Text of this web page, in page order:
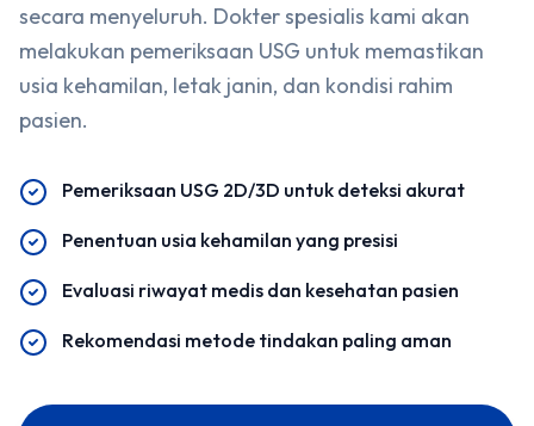
secara menyeluruh. Dokter spesialis kami akan
melakukan pemeriksaan USG untuk memastikan
usia kehamilan, letak janin, dan kondisi rahim
pasien.
Pemeriksaan USG 2D/3D untuk deteksi akurat
Penentuan usia kehamilan yang presisi
Evaluasi riwayat medis dan kesehatan pasien
Rekomendasi metode tindakan paling aman